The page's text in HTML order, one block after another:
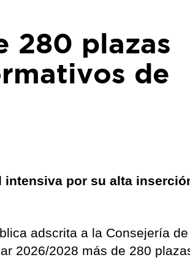
280 plazas
de
intensiva por su alta
adscrita a la Consejería de
2026/2028 más de 280